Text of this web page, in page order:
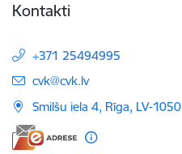
Kontakti
+371 25494995
E-pasts:
cvk@cvk.lv
Smilšu iela 4, Rīga, LV-1050